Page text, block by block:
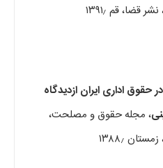
قم ۱۳۹۱٫
اداری ایران ازدیدگاه
، مجله حقوق و مصلحت،